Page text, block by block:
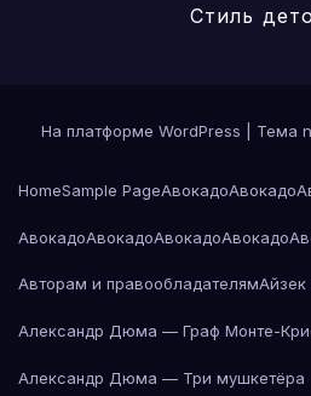
Стиль
На платформе WordPress Тема
HomeSample PageАвокадоАвокадо
АвокадоАвокадоАвокадоАвокадо
Авторам и правообладателям
Александр Дюма — Граф Монте-
Александр Дюма — Три мушкетёра